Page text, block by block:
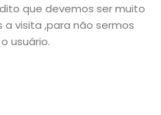
que devemos ser muito
visita ,para não sermos
usuário.